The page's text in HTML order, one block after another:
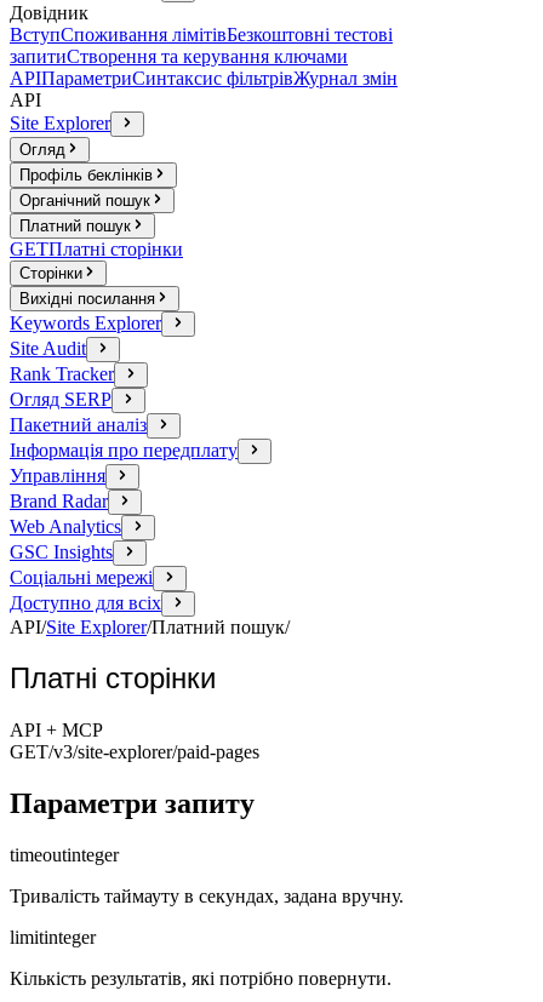
Довідник
ВступСпоживання лімітівБезкоштовні тестові
запитиСтворення та керування ключами
APIПараметриСинтаксис фільтрівЖурнал змін
API
Site Explorer
Огляд
Профіль беклінків
Органічний пошук
Платний пошук
GETПлатні сторінки
Сторінки
Вихідні посилання
Keywords Explorer
Site Audit
Rank Tracker
Огляд SERP
Пакетний аналіз
Інформація про передплату
Управління
Brand Radar
Web Analytics
GSC Insights
Соціальні мережі
Доступно для всіх
API/Site Explorer/Платний пошук/
Платні сторінки
API + MCP
GET/v3/site-explorer/paid-pages
Параметри запиту
timeoutinteger
Тривалість таймауту в секундах, задана вручну.
limitinteger
Кількість результатів, які потрібно повернути.